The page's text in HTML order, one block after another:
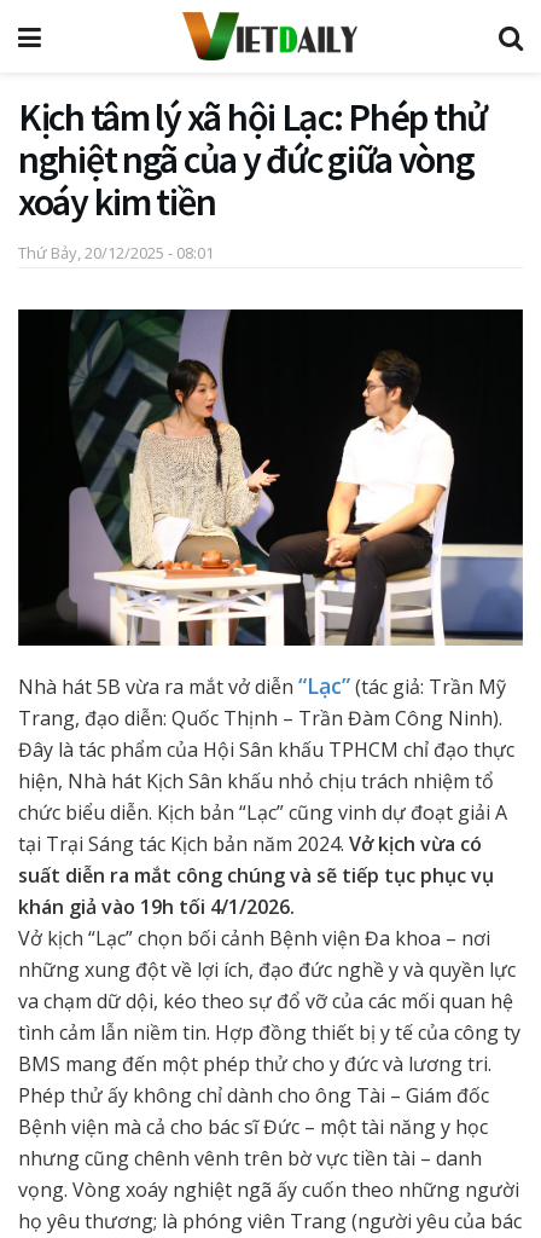
Kịch tâm lý xã hội Lạc: Phép thử
nghiệt ngã của y đức giữa vòng
xoáy kim tiền
Thứ Bảy, 20/12/2025 - 08:01
Nhà hát 5B vừa ra mắt vở diễn “Lạc”(tác giả: Trần Mỹ
Trang, đạo diễn: Quốc Thịnh – Trần Đàm Công Ninh).
Đây là tác phẩm của Hội Sân khấu TPHCM chỉ đạo thực
hiện, Nhà hát Kịch Sân khấu nhỏ chịu trách nhiệm tổ
chức biểu diễn. Kịch bản “Lạc” cũng vinh dự đoạt giải A
tại Trại Sáng tác Kịch bản năm 2024. Vở kịch vừa có
suất diễn ra mắt công chúng và sẽ tiếp tục phục vụ
khán giả vào 19h tối 4/1/2026.
Vở kịch “Lạc” chọn bối cảnh Bệnh viện Đa khoa – nơi
những xung đột về lợi ích, đạo đức nghề y và quyền lực
va chạm dữ dội, kéo theo sự đổ vỡ của các mối quan hệ
tình cảm lẫn niềm tin. Hợp đồng thiết bị y tế của công ty
BMS mang đến một phép thử cho y đức và lương tri.
Phép thử ấy không chỉ dành cho ông Tài – Giám đốc
Bệnh viện mà cả cho bác sĩ Đức – một tài năng y học
nhưng cũng chênh vênh trên bờ vực tiền tài – danh
vọng. Vòng xoáy nghiệt ngã ấy cuốn theo những người
họ yêu thương; là phóng viên Trang (người yêu của bác